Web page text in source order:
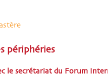
périphéries
le secrétariat du Forum